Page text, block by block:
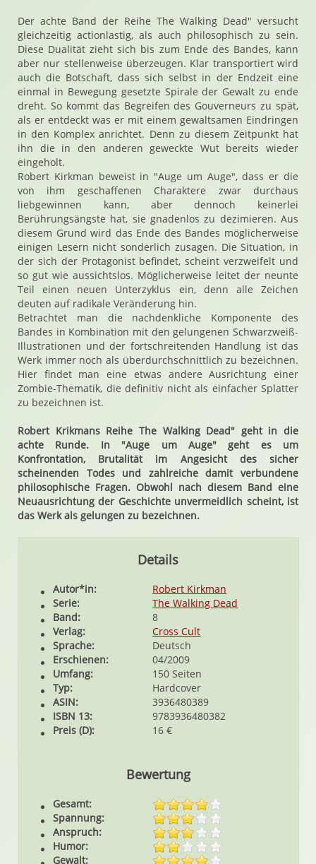
Der achte Band der Reihe The Walking Dead" versucht
gleichzeitig actionlastig, als auch philosophisch zu sein.
Diese Dualität zieht sich bis zum Ende des Bandes, kann
aber nur stellenweise überzeugen. Klar transportiert wird
auch die Botschaft, dass sich selbst in der Endzeit eine
einmal in Bewegung gesetzte Spirale der Gewalt zu ende
dreht. So kommt das Begreifen des Gouverneurs zu spät,
als er entdeckt was er mit einem gewaltsamen Eindringen
in den Komplex anrichtet. Denn zu diesem Zeitpunkt hat
ihn die in den anderen geweckte Wut bereits wieder
eingeholt.
Robert Kirkman beweist in "Auge um Auge", dass er die
von ihm geschaffenen Charaktere zwar durchaus
liebgewinnen kann, aber dennoch keinerlei
Berührungsängste hat, sie gnadenlos zu dezimieren. Aus
diesem Grund wird das Ende des Bandes möglicherweise
einigen Lesern nicht sonderlich zusagen. Die Situation, in
der sich der Protagonist befindet, scheint verzweifelt und
so gut wie aussichtslos. Möglicherweise leitet der neunte
Teil einen neuen Unterzyklus ein, denn alle Zeichen
deuten auf radikale Veränderung hin.
Betrachtet man die nachdenkliche Komponente des
Bandes in Kombination mit den gelungenen Schwarzweiß-
Illustrationen und der fortschreitenden Handlung ist das
Werk immer noch als überdurchschnittlich zu bezeichnen.
Hier findet man eine etwas andere Ausrichtung einer
Zombie-Thematik, die definitiv nicht als einfacher Splatter
zu bezeichnen ist.
Robert Krikmans Reihe The Walking Dead" geht in die
achte Runde. In "Auge um Auge" geht es um
Konfrontation, Brutalität im Angesicht des sicher
scheinenden Todes und zahlreiche damit verbundene
philosophische Fragen. Obwohl nach diesem Band eine
Neuausrichtung der Geschichte unvermeidlich scheint, ist
das Werk als gelungen zu bezeichnen.
Details
Autor*in:
Robert Kirkman
Serie:
The Walking Dead
Band:
8
Verlag:
Cross Cult
Sprache:
Deutsch
Erschienen:
04/2009
Umfang:
150 Seiten
Typ:
Hardcover
ASIN:
3936480389
ISBN 13:
9783936480382
Preis (D):
16 €
Bewertung
Gesamt:
Spannung:
Anspruch:
Humor:
Gewalt: